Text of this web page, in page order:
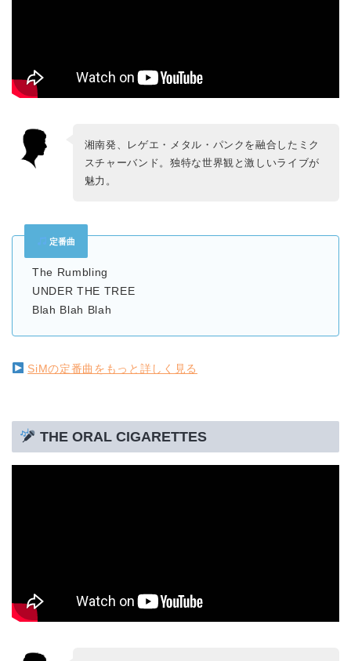
湘南発、レゲエ・メタル・パンクを融合したミク
スチャーバンド。独特な世界観と激しいライブが
魅力。
定番曲
The Rumbling
UNDER THE TREE
Blah Blah Blah
SiMの定番曲をもっと詳しく見る
THE ORAL CIGARETTES